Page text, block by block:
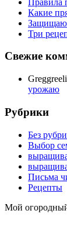
Какие
Защищаю
Три
Свежие
Greggreeli
урожаю
Рубрики
Без
Выбор
Письма
Рецепты
Мой